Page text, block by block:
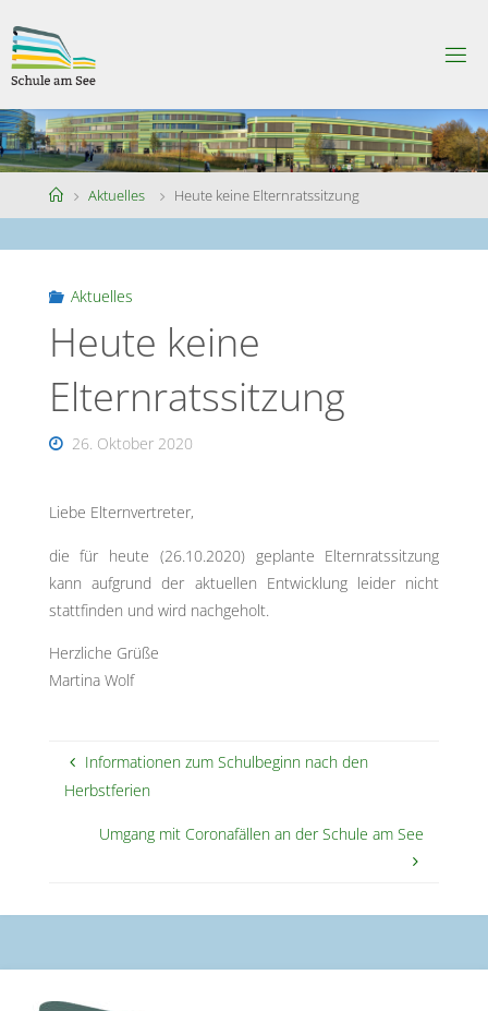
to
content
CHU
LEA
MS
EE
HomeAktuelles Heute keine Elternratssitzung
Aktuelles
Heute keine
Elternratssitzung
26. Oktober 2020
Liebe Elternvertreter,
die für heute (26.10.2020) geplante Elternratssitzung
kann aufgrund der aktuellen Entwicklung leider nicht
stattfinden und wird nachgeholt.
Herzliche Grüße
Martina Wolf
Informationen zum Schulbeginn nach den
Herbstferien
Umgang mit Coronafällen an der Schule am See